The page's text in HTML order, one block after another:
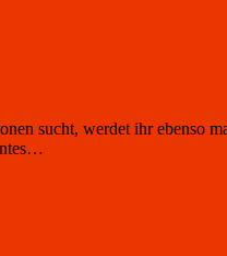
sucht, werdet ihr ebenso